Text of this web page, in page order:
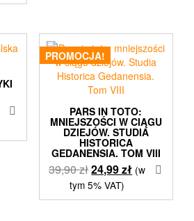
PROMOCJA!
PARS IN TOTO:
MNIEJSZOŚCI W CIĄGU
DZIEJÓW. STUDIA
HISTORICA
GEDANENSIA. TOM VIII
39,90złPierwotna
cena
wynosiła:
24,99złAktualna
wynosi:
(w
tym 5% VAT)